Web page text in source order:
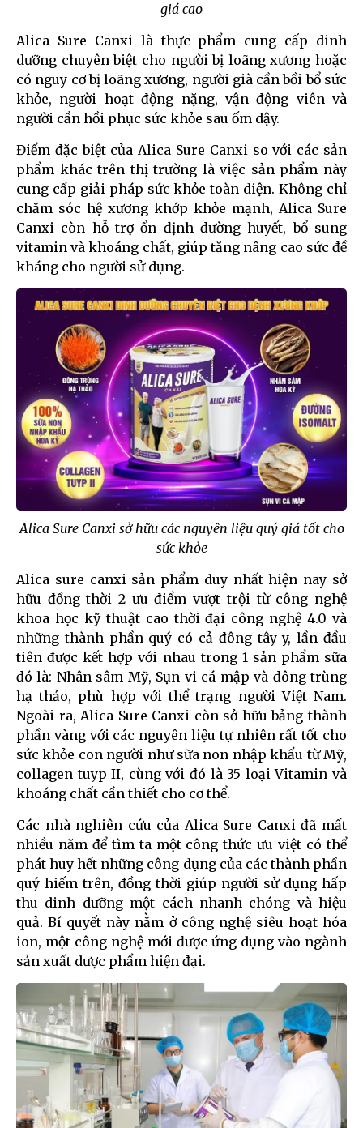
giá cao
Alica Sure Canxi là thực phẩm cung cấp dinh
dưỡng chuyên biệt cho người bị loãng xương hoặc
có nguy cơ bị loãng xương, người già cần bồi bổ sức
khỏe, người hoạt động nặng, vận động viên và
người cần hồi phục sức khỏe sau ốm dậy.
Điểm đặc biệt của Alica Sure Canxi so với các sản
phẩm khác trên thị trường là việc sản phẩm này
cung cấp giải pháp sức khỏe toàn diện. Không chỉ
chăm sóc hệ xương khớp khỏe mạnh, Alica Sure
Canxi còn hỗ trợ ổn định đường huyết, bổ sung
vitamin và khoáng chất, giúp tăng nâng cao sức đề
kháng cho người sử dụng.
Alica Sure Canxi sở hữu các nguyên liệu quý giá tốt cho
sức khỏe
Alica sure canxi sản phẩm duy nhất hiện nay sở
hữu đồng thời 2 ưu điểm vượt trội từ công nghệ
khoa học kỹ thuật cao thời đại công nghệ 4.0 và
những thành phần quý có cả đông tây y, lần đầu
tiên được kết hợp với nhau trong 1 sản phẩm sữa
đó là: Nhân sâm Mỹ, Sụn vi cá mập và đông trùng
hạ thảo, phù hợp với thể trạng người Việt Nam.
Ngoài ra, Alica Sure Canxi còn sở hữu bảng thành
phần vàng với các nguyên liệu tự nhiên rất tốt cho
sức khỏe con người như sữa non nhập khẩu từ Mỹ,
collagen tuyp II, cùng với đó là 35 loại Vitamin và
khoáng chất cần thiết cho cơ thể.
Các nhà nghiên cứu của Alica Sure Canxi đã mất
nhiều năm để tìm ta một công thức ưu việt có thể
phát huy hết những công dụng của các thành phần
quý hiếm trên, đồng thời giúp người sử dụng hấp
thu dinh dưỡng một cách nhanh chóng và hiệu
quả. Bí quyết này nằm ở công nghệ siêu hoạt hóa
ion, một công nghệ mới được ứng dụng vào ngành
sản xuất dược phẩm hiện đại.